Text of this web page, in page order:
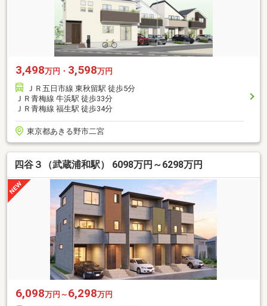
3,498万円・ 3,598万円
ＪＲ五日市線 東秋留駅 徒歩5分
ＪＲ青梅線 牛浜駅 徒歩33分
ＪＲ青梅線 福生駅 徒歩34分
東京都あきる野市二宮
四谷３（武蔵浦和駅） 6098万円～6298万円
6,098万円～ 6,298万円